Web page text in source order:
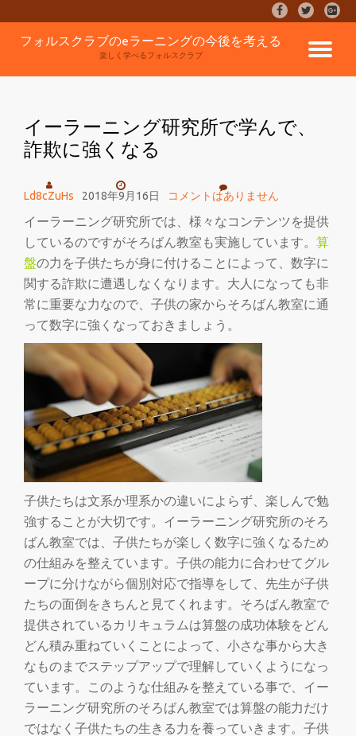
fa-
facebook
fa-
twitter
fa-
plus-
square
ナ
シ
ョ
ン
フォルスクラブのeラーニングの今後を考える
楽しく学べるフォルスクラブ
イーラーニング研究所で学んで、
詐欺に強くなる
Ld8cZuHs 2018年9月16日 コメントはありません
イーラーニング研究所では、様々なコンテンツを提供
しているのですがそろばん教室も実施しています。 算
盤の力を子供たちが身に付けることによって、数字に
関する詐欺に遭遇しなくなります。大人になっても非
常に重要な力なので、子供の家からそろばん教室に通
って数字に強くなっておきましょう。
子供たちは文系か理系かの違いによらず、楽しんで勉
強することが大切です。イーラーニング研究所のそろ
ばん教室では、子供たちが楽しく数字に強くなるため
の仕組みを整えています。子供の能力に合わせてグル
ープに分けながら個別対応で指導をして、先生が子供
たちの面倒をきちんと見てくれます。そろばん教室で
提供されているカリキュラムは算盤の成功体験をどん
どん積み重ねていくことによって、小さな事から大き
なものまでステップアップで理解していくようになっ
ています。このような仕組みを整えている事で、イー
ラーニング研究所のそろばん教室では算盤の能力だけ
ではなく子供たちの生きる力を養っていきます。子供